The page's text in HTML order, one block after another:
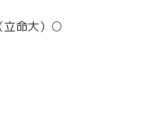
立命大）○